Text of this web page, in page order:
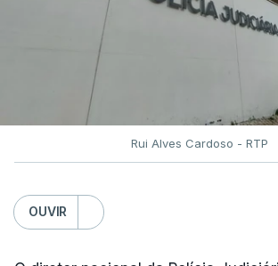
incêndios rurais de sempre"e
parcerias com os países que
Mecanismo Europeu de Proteção
ESTE CONTEÚDO ESTÁ NESTE
Rui Alves Cardoso - RTP
OUVIR